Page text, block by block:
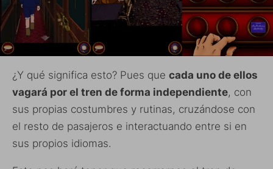
¿Y qué significa esto? Pues que cada uno de ellos
vagará por el tren de forma independiente, con
sus propias costumbres y rutinas, cruzándose con
el resto de pasajeros e interactuando entre si en
sus propios idiomas.